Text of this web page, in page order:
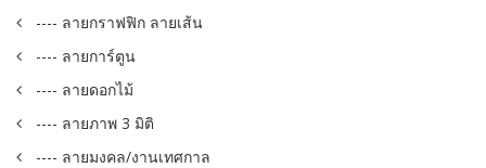
---- ลายกราฟฟิก ลายเส้น
---- ลายการ์ตูน
---- ลายดอกไม้
---- ลายภาพ 3 มิติ
---- ลายมงคล/งานเทศกาล